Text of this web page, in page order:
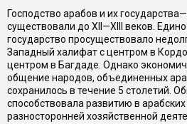
Господство арабов и их государства—
существовали до XII—XIII веков.
государство просуществовало
Западный халифат с центром в
центром в Багдаде. Однако
общение народов, объединенных
сохранилось в течение 5 столетий.
способствовала развитию в
разносторонней хозяйственной